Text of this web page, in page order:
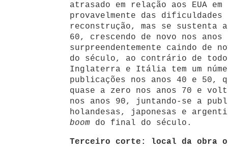
atrasado em relação aos EUA
provavelmente das dificuldades
reconstrução, mas se sustenta
60, crescendo de novo nos anos
surpreendentemente caindo de
do século, ao contrário de
Inglaterra e Itália tem um
publicações nos anos 40 e 50,
quase a zero nos anos 70 e
nos anos 90, juntando-se a
holandesas, japonesas e
boom do final do século.
Terceiro corte: local da obra